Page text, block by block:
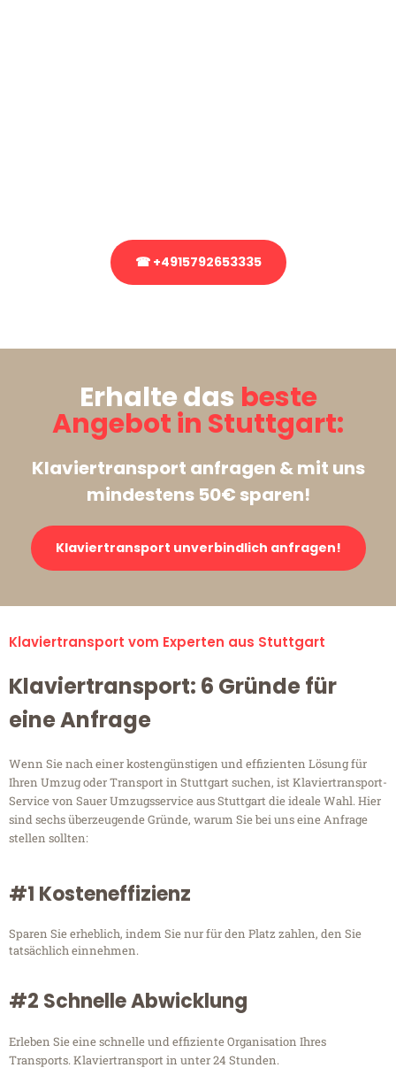
☎ +4915792653335
Erhalte das beste
Angebot in Stuttgart:
Klaviertransport anfragen & mit uns
mindestens 50€ sparen!
Klaviertransport unverbindlich anfragen!
Klaviertransport vom Experten aus Stuttgart
Klaviertransport: 6 Gründe für
eine Anfrage
Wenn Sie nach einer kostengünstigen und effizienten Lösung für
Ihren Umzug oder Transport in Stuttgart suchen, ist Klaviertransport-
Service von Sauer Umzugsservice aus Stuttgart die ideale Wahl. Hier
sind sechs überzeugende Gründe, warum Sie bei uns eine Anfrage
stellen sollten:
#1 Kosteneffizienz
Sparen Sie erheblich, indem Sie nur für den Platz zahlen, den Sie
tatsächlich einnehmen.
#2 Schnelle Abwicklung
Erleben Sie eine schnelle und effiziente Organisation Ihres
Transports. Klaviertransport in unter 24 Stunden.